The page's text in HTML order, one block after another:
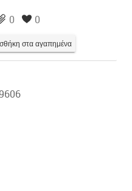
0 0
στα αγαπημένα